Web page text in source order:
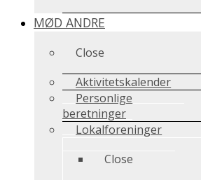
MØD ANDRE
Close
Aktivitetskalender
Personlige
beretninger
Lokalforeninger
Close